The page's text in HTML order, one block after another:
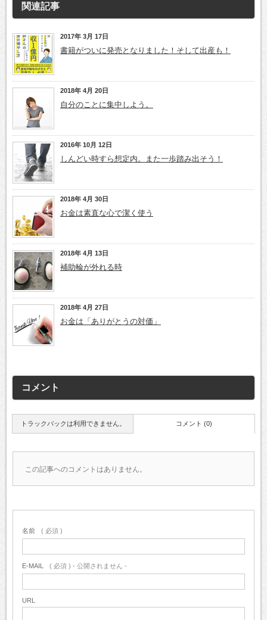
関連記事
2017年 3月 17日
書籍がついに発売となりました！そして出産も！
2018年 4月 20日
自分のことに集中しよう。
2016年 10月 12日
しんどい時すら想定内。また一歩踏み出そう！
2018年 4月 30日
お金は素直な心で潔く使う
2018年 4月 13日
補助輪が外れる時
2018年 4月 27日
お金は「ありがとうの対価」
コメント
トラックバックは利用できません。 コメント (0)
この記事へのコメントはありません。
名前 ( 必須 )
E-MAIL ( 必須 ) - 公開されません -
URL